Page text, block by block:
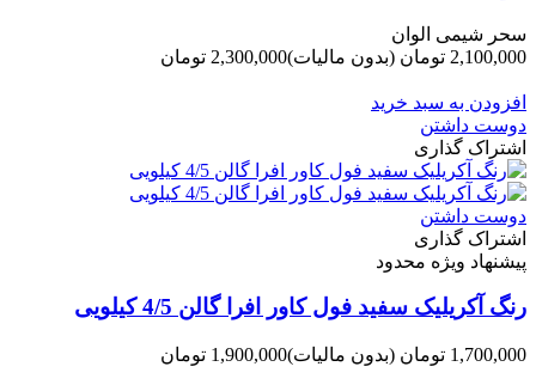
سحر شیمی الوان
2,100,000 تومان
(بدون مالیات)2,300,000 تومان
افزودن به سبد خرید
دوست داشتن
اشتراک گذاری
دوست داشتن
اشتراک گذاری
پیشنهاد ویژه محدود
رنگ آکریلیک سفید فول کاور افرا گالن 4/5 کیلویی
1,700,000 تومان (بدون مالیات)1,900,000 تومان